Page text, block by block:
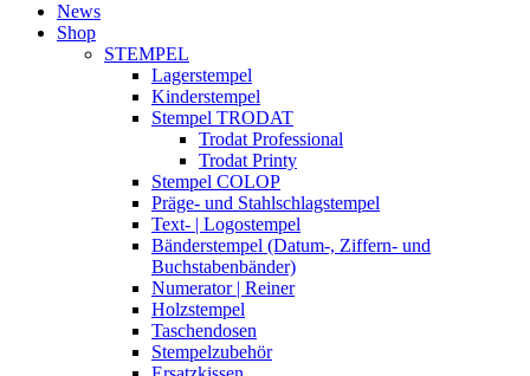
News
Shop
STEMPEL
Lagerstempel
Kinderstempel
Stempel TRODAT
Trodat Professional
Trodat Printy
Stempel COLOP
Präge- und Stahlschlagstempel
Text- | Logostempel
Bänderstempel (Datum-, Ziffern- und
Buchstabenbänder)
Numerator | Reiner
Holzstempel
Taschendosen
Stempelzubehör